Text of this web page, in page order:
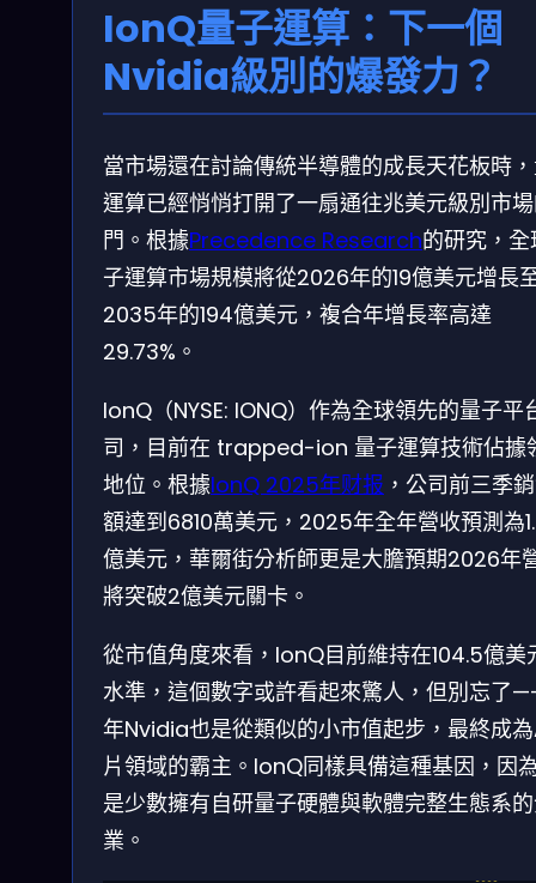
IonQ量子運算：下一個
Nvidia級別的爆發力？
當市場還在討論傳統半導體的成長天花板時
運算已經悄悄打開了一扇通往兆美元級別市
門。根據Precedence Research的研究，
子運算市場規模將從2026年的19億美元增長
2035年的194億美元，複合年增長率高達
29.73%。
IonQ（NYSE: IONQ）作為全球領先的量子平
司，目前在 trapped-ion 量子運算技術佔據
地位。根據IonQ 2025年财报 ，公司前三季
額達到6810萬美元，2025年全年營收預測為
億美元，華爾街分析師更是大膽預期2026年
將突破2億美元關卡。
從市值角度來看，IonQ目前維持在104.5億美
水準，這個數字或許看起來驚人，但別忘了
年Nvidia也是從類似的小市值起步，最終成
片領域的霸主。IonQ同樣具備這種基因，因
是少數擁有自研量子硬體與軟體完整生態系
業。